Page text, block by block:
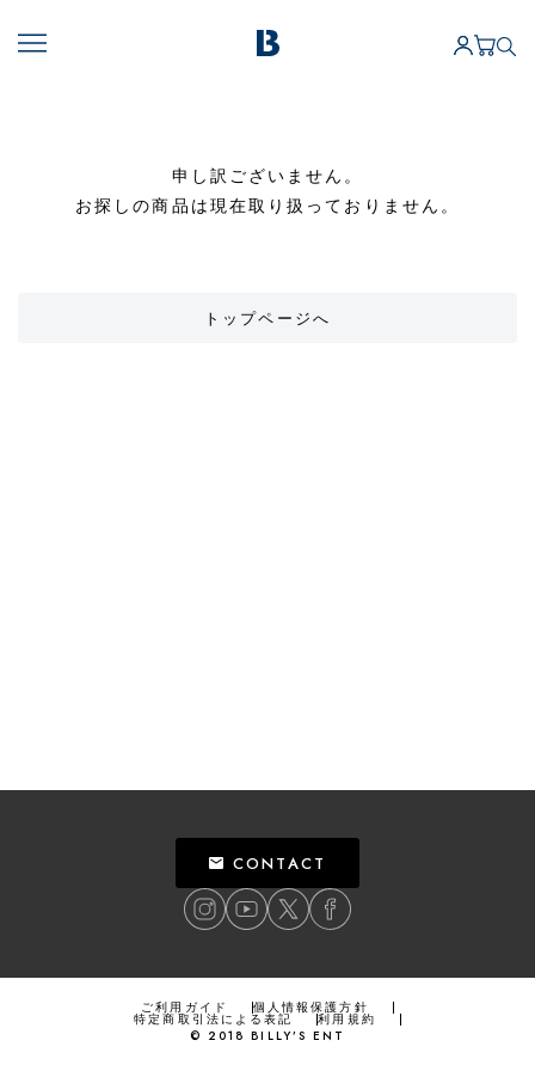
申し訳ございません。
お探しの商品は現在取り扱っておりません。
トップページへ
CONTACT
ご利用ガイド 個人情報保護方針
特定商取引法による表記
利用規約
© 2018 BILLY’S ENT